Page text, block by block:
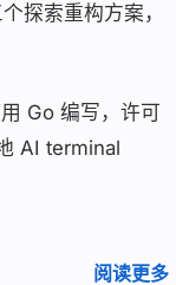
探索重构方案，
Go 编写，许可
AI terminal
阅读更多